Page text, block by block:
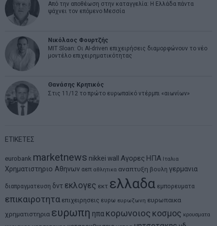
Από την αποθέωση στην καταγγελία: Η Ελλάδα πάντα
ψάχνει τον επόμενο Μεσσία
Νικόλαος Φουρτζής
MIT Sloan: Οι AI-driven επιχειρήσεις διαμορφώνουν το νέο
μοντέλο επιχειρηματικότητας
Θανάσης Κρητικός
Στις 11/12 το πρώτο ευρωπαϊκό ντέρμπι «αιωνίων»
ΕΤΙΚΕΤΕΣ
eurobank marketnews nikkei wall Αγορες ΗΠΑ Ιταλια
Χρηματιστηριο Αθηνων αεπ αθλητικα αναπτυξη βουλη γερμανια
διαπραγματευση δντ εκλογες εκτ ελλαδα εμπορευματα
επικαιροτητα επιχειρησεις ευρω ευρωζωνη ευρωπαικα
χρηματιστηρια ευρωπη ηπα κορωνοιος κοσμος κρουσματα